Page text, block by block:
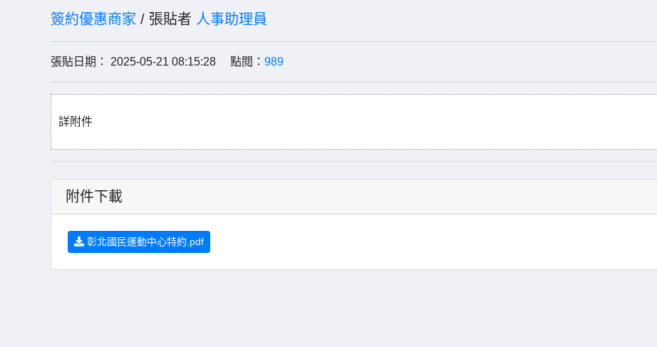
簽約優惠商家 / 張貼者 人事助理員
張貼日期： 2025-05-21 08:15:28 點閱： 989
詳附件
附件下載
彰北國民運動中心特約.pdf